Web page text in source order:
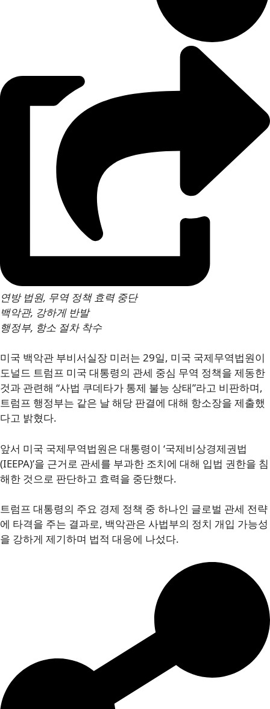
연방 법원, 무역 정책 효력 중단
백악관, 강하게 반발
행정부, 항소 절차 착수
미국 백악관 부비서실장 미러는 29일, 미국 국제무역법원이
도널드 트럼프 미국 대통령의 관세 중심 무역 정책을 제동한
것과 관련해 “사법 쿠데타가 통제 불능 상태”라고 비판하며,
트럼프 행정부는 같은 날 해당 판결에 대해 항소장을 제출했
다고 밝혔다.
앞서 미국 국제무역법원은 대통령이 ‘국제비상경제권법
(IEEPA)’을 근거로 관세를 부과한 조치에 대해 입법 권한을 침
해한 것으로 판단하고 효력을 중단했다.
트럼프 대통령의 주요 경제 정책 중 하나인 글로벌 관세 전략
에 타격을 주는 결과로, 백악관은 사법부의 정치 개입 가능성
을 강하게 제기하며 법적 대응에 나섰다.